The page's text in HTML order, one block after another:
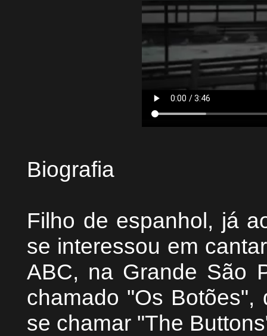
Biografia
Filho de espanhol, já
se interessou em
ABC, na Grande São
chamado "Os Botões",
se chamar "The